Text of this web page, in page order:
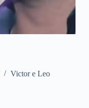
Victor e Leo